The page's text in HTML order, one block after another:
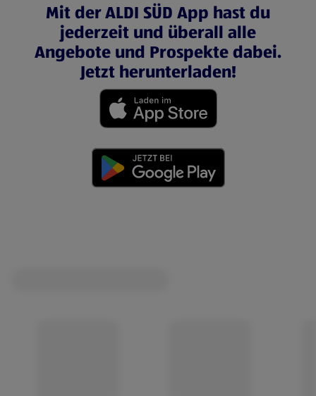
Mit der ALDI SÜD App hast du
jederzeit und überall alle
Angebote und Prospekte dabei.
Jetzt herunterladen!